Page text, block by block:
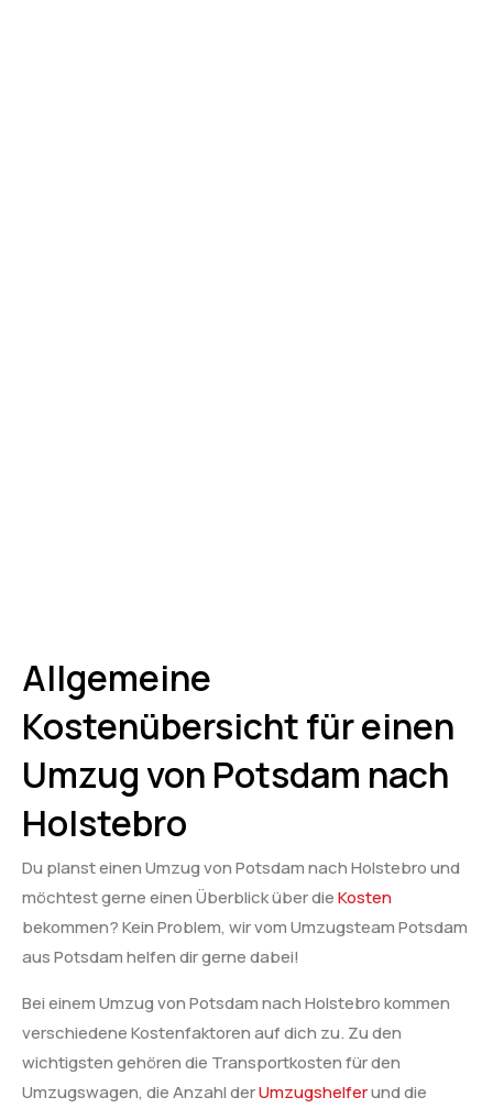
Allgemeine
Kostenübersicht für einen
Umzug von Potsdam nach
Holstebro
Du planst einen Umzug von Potsdam nach Holstebro und
möchtest gerne einen Überblick über dieKosten
bekommen? Kein Problem, wir vom Umzugsteam Potsdam
aus Potsdam helfen dir gerne dabei!
Bei einem Umzug von Potsdam nach Holstebro kommen
verschiedene Kostenfaktoren auf dich zu. Zu den
wichtigsten gehören die Transportkosten für den
Umzugswagen, die Anzahl derUmzugshelferund die